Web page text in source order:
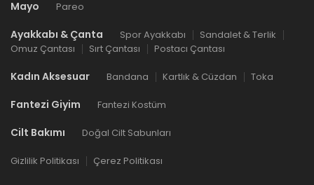
Mayo Pareo
Ayakkabı & Çanta Spor Ayakkabı
Sandalet & Terlik
Omuz Çantası
Sırt Çantası Postacı Çantası
Kadın Aksesuar Bandana Kartlık & Cüzdan Toka
Fantezi Giyim Fantezi Kostüm
Cilt Bakımı Doğal Cilt Sabunları
Gizlilik Politikası Çerez Politikası